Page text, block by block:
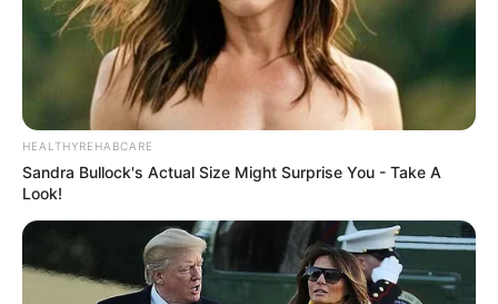
Duración recomendada:
Repite el proceso hasta que los síntomas
desaparezcan, sin exceder los 5 días seguidos.
Beneficios del Epazote
HEALTHYREHABCARE
Sandra Bullock's Actual Size Might Surprise You - Take A
Look!